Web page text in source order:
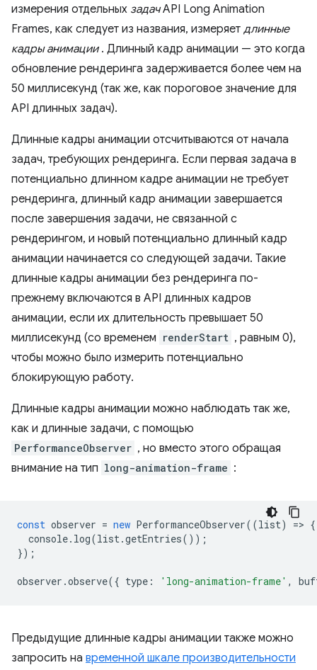
измерения отдельных задачAPI Long Animation
Frames, как следует из названия, измеряет длинные
кадры анимации. Длинный кадр анимации — это когда
обновление рендеринга задерживается более чем на
50 миллисекунд (так же, как пороговое значение для
API длинных задач).
Длинные кадры анимации отсчитываются от начала
задач, требующих рендеринга. Если первая задача в
потенциально длинном кадре анимации не требует
рендеринга, длинный кадр анимации завершается
после завершения задачи, не связанной с
рендерингом, и новый потенциально длинный кадр
анимации начинается со следующей задачи. Такие
длинные кадры анимации без рендеринга по-
прежнему включаются в API длинных кадров
анимации, если их длительность превышает 50
миллисекунд (со временем renderStart , равным 0),
чтобы можно было измерить потенциально
блокирующую работу.
Длинные кадры анимации можно наблюдать так же,
как и длинные задачи, с помощью
PerformanceObserver , но вместо этого обращая
внимание на тип long-animation-frame :
const observer = new PerformanceObserver((list) => {
console. log(list.getEntries());
});
observer .observe({ type : 'long-animation-frame' ,
Предыдущие длинные кадры анимации также можно
запросить на временной шкале производительности